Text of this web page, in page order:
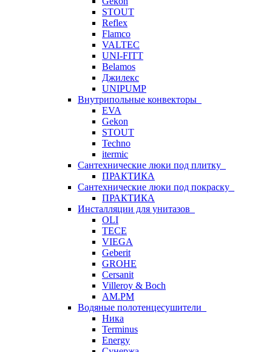
STOUT
Reflex
Flamco
VALTEC
UNI-FITT
Belamos
Джилекс
UNIPUMP
Внутрипольные конвекторы
EVA
Gekon
STOUT
Techno
itermic
Сантехнические люки под плитку
ПРАКТИКА
Сантехнические люки под покраску
ПРАКТИКА
Инсталляции для унитазов
OLI
TECE
VIEGA
Geberit
GROHE
Cersanit
Villeroy & Boch
AM.PM
Водяные полотенцесушители
Ника
Terminus
Energy